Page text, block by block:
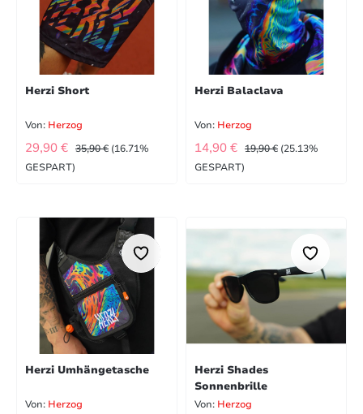
Herzi Short
Von: Herzog
VERKAUFSPREIS:
29,90 € REGULÄRER PREIS:
35,90 € (16.71%
GESPART)
Herzi Balaclava
Von: Herzog
VERKAUFSPREIS:
14,90 € REGULÄRER PREIS:
19,90 € (25.13%
GESPART)
Herzi Umhängetasche
Von: Herzog
Herzi Shades
Sonnenbrille
Von: Herzog